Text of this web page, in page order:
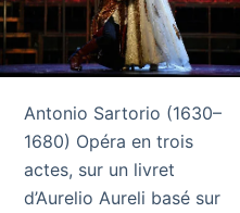
Antonio Sartorio (1630–
1680) Opéra en trois
actes, sur un livret
d’Aurelio Aureli basé sur